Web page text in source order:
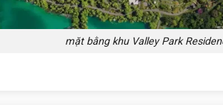
mặt bằng khu Valley Park